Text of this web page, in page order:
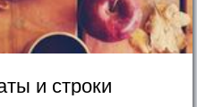
и строки